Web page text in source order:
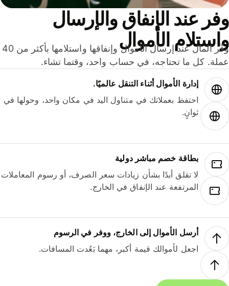
عند الإنفاق والإرسال
الأموال
وفّر المال عند إرسال الأموال وإنفاقها واستلامها بأكثر من 40
كل ما تحتاجه، في حساب واحد، وقتما تشاء.
إدارة الأموال أثناء التنقل عالميًا.
احتفظ بعملاتك في متناول اليد في مكان واحد، وحولها في
ثوانٍ.
بطاقة خصم مباشر دولية
لا تقلق أبدًا بشأن زيادات سعر الصرف، أو رسوم المعاملات
المرتفعة عند الإنفاق في الخارج.
أرسل الأموال إلى الخارج، ووفر في الرسوم
اجعل لأموالك قيمة أكبر، مهما بَعُدت المسافات.